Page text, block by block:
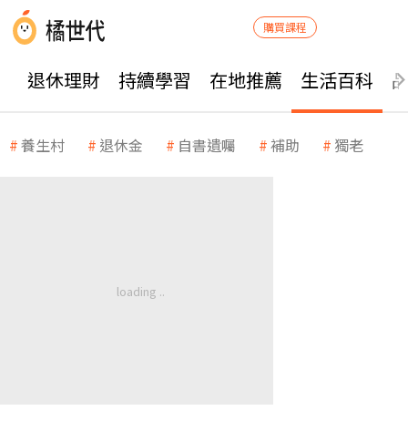
購買課程
退休理財 持續學習 在地推薦 生活百科
養生村 退休金 自書遺囑 補助 獨老